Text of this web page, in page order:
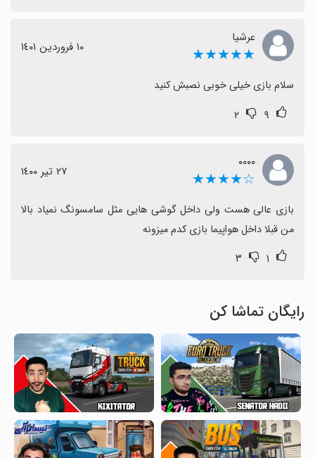
عرشیا
★★★★★ ١٠ فروردین ١٤٠١
سلام بازی خیلی خوبی نصبش کنید
۹ ۲
۰۰۰۰
☆★★★★ ٢٧ تیر ١٤٠٠
من قبلا داخل هواپیما بازی کدم میزونه
۱ ۳
رایگان تماشا کن